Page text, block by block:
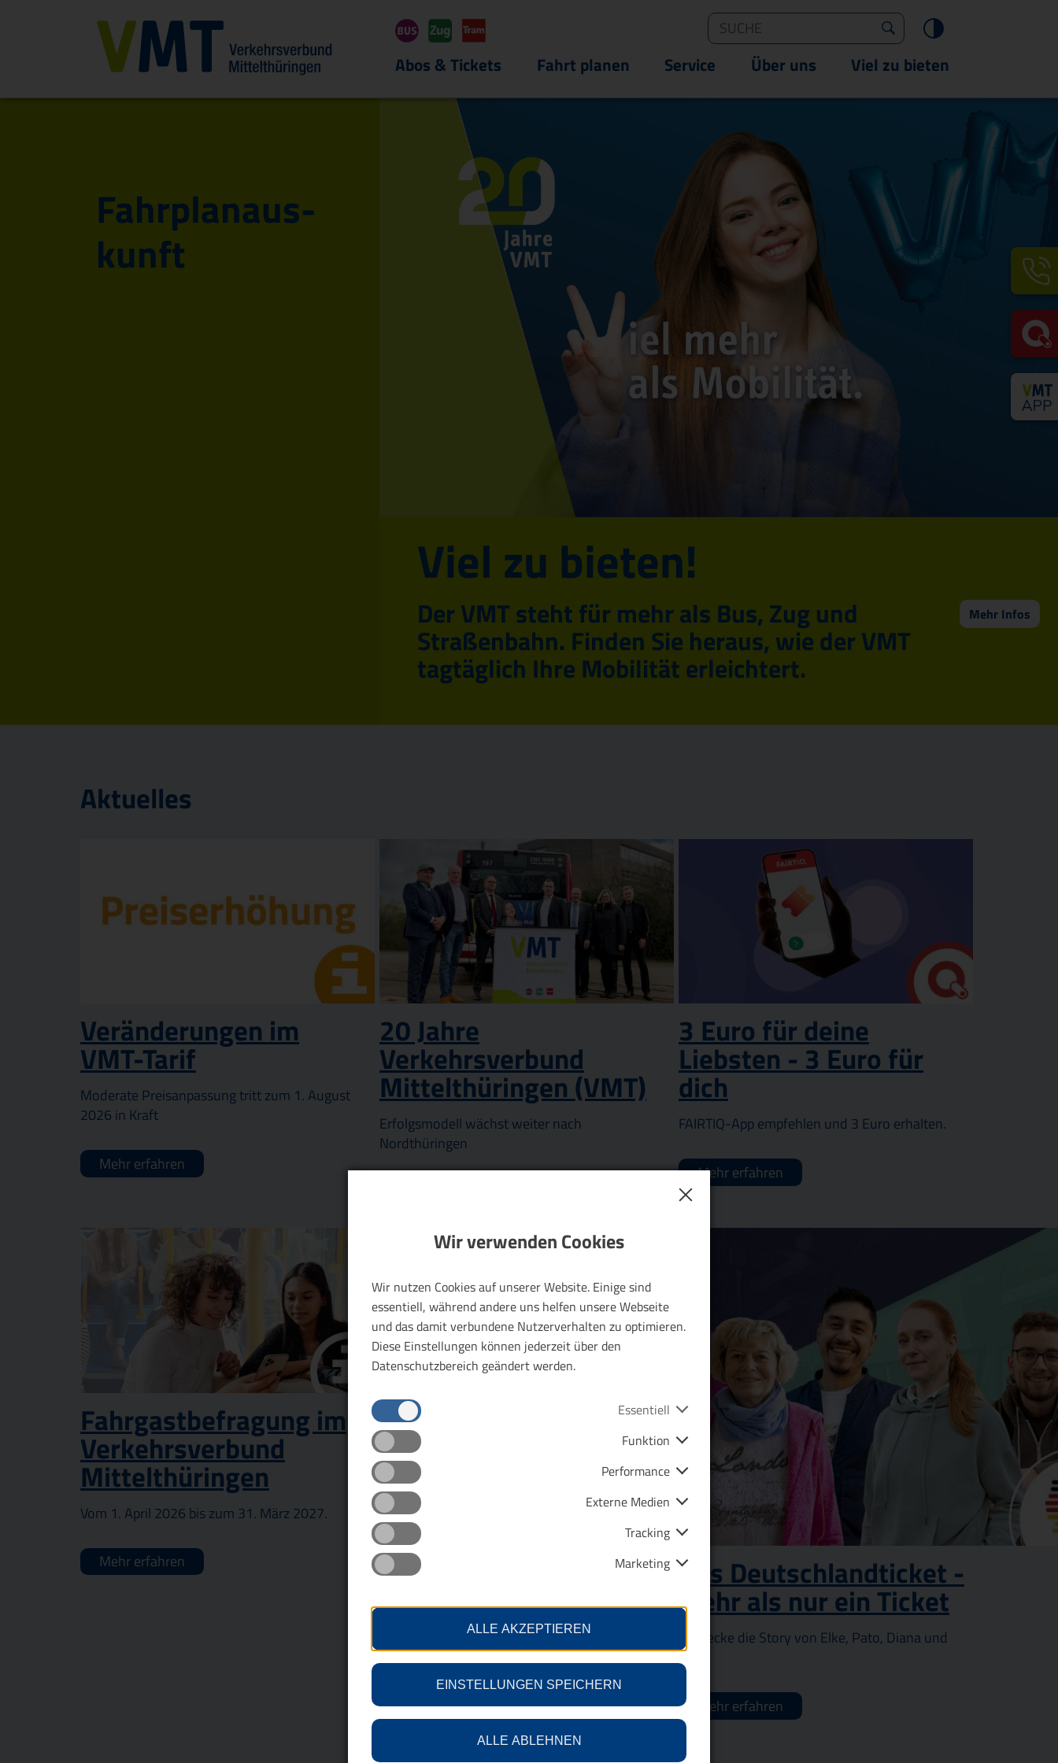
Hauptregion der Seite anspringen
Suche Suche starten
Abos & Tickets Fahrt planen Service Über uns Viel zu bieten
Fahr­plan­aus­
kunft
Viel zu bieten!
Der VMT steht für mehr als Bus, Zug und
Straßenbahn. Finden Sie heraus, wie der VMT
tagtäglich Ihre Mobilität erleichtert.
Mehr Infos
Aktuelles
Veränderungen im
VMT-Tarif
Moderate Preisanpassung tritt zum 1. August
2026 in Kraft
Mehr erfahren
20 Jahre
Verkehrsverbund
Mittelthüringen (VMT)
Erfolgsmodell wächst weiter nach
Nordthüringen
3 Euro für deine
Liebsten - 3 Euro für
dich
FAIRTIQ-App empfehlen und 3 Euro erhalten.
Mehr erfahren
Fahrgastbefragung im
Verkehrsverbund
Mittelthüringen
Vom 1. April 2026 bis zum 31. März 2027.
Mehr erfahren
Nebenjob gesucht?
Werden Sie Fahrgasterheber:in im VMT-
Gebiet. Jetzt bewerben!
Mehr erfahren
(Link
öffnet
neuen
Das Deutschlandticket -
mehr als nur ein Ticket
Entdecke die Story von Elke, Pato, Diana und
Nils.
Mehr erfahren
Wir verwenden Cookies
Wir nutzen Cookies auf unserer Website. Einige sind
essentiell, während andere uns helfen unsere Webseite
und das damit verbundene Nutzerverhalten zu optimieren.
Diese Einstellungen können jederzeit über den
Datenschutzbereich geändert werden.
Essentiell
Funktion
Performance
Externe Medien
Tracking
Marketing
ALLE AKZEPTIEREN
EINSTELLUNGEN SPEICHERN
ALLE ABLEHNEN